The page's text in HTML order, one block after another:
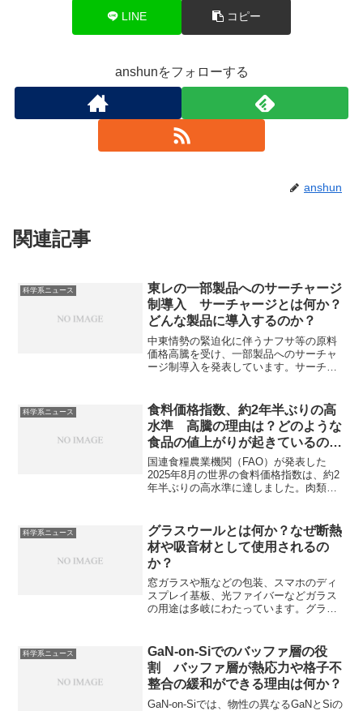
LINE コピー
anshunをフォローする
anshun
関連記事
科学系ニュース
東レの一部製品へのサーチャージ
制導入 サーチャージとは何か？
どんな製品に導入するのか？
中東情勢の緊迫化に伴うナフサ等の原料
価格高騰を受け、一部製品へのサーチャ
ージ制導入を発表しています。サーチャ
す。
科学系ニュース
食料価格指数、約2年半ぶりの高
水準 高騰の理由は？どのような
食品の値上がりが起きているの
か？
国連食糧農業機関（FAO）が発表した
2025年8月の世界の食料価格指数は、約2
年半ぶりの高水準に達しました。肉類、
した。高騰の理由や今後の見通しを知る
ことができます。
科学系ニュース
グラスウールとは何か？なぜ断熱
材や吸音材として使用されるの
か？
窓ガラスや瓶などの包装、スマホのディ
スプレイ基板、光ファイバーなどガラス
の用途は多岐にわたっています。グラス
材や吸音材として広く利用されていま
す。断熱性や吸音性に優れる理由やその
製造方法を知ることができます。
科学系ニュース
GaN-on-Siでのバッファ層の役
割 バッファ層が熱応力や格子不
整合の緩和ができる理由は何か？
GaN-on-Siでは、物性の異なるGaNとSiの